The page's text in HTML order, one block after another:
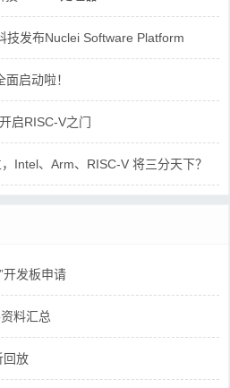
技发布Nuclei Software Platform
启动啦！
启RISC-V之门
Intel、Arm、RISC-V 将三分天下？
开发板申请
料汇总
回放